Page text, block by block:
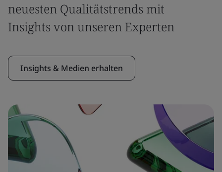
neuesten Qualitätstrends mit
Insights von unseren Experten
Insights & Medien erhalten